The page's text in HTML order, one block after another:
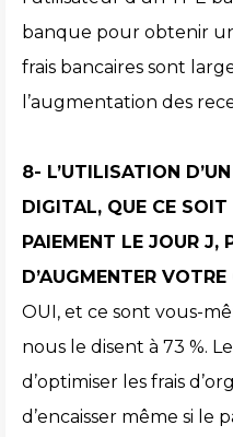
banque pour obtenir
frais bancaires sont
l’augmentation des
8- L’UTILISATION
DIGITAL, QUE CE SOIT
PAIEMENT LE JOUR J,
D’AUGMENTER
OUI, et ce sont vous-
nous le disent à 73 %.
d’optimiser les frais
d’encaisser même si le